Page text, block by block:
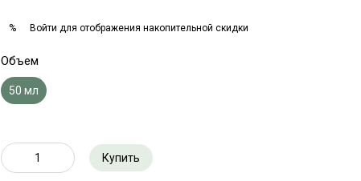
% Войти для отображения накопительной скидки
Объем
50 мл
Купить